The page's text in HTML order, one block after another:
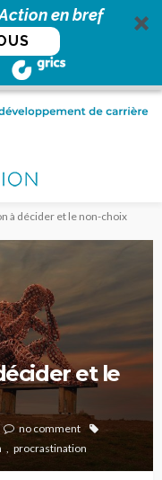
en bref
à décider et le non-choix
et le
no comment
procrastination